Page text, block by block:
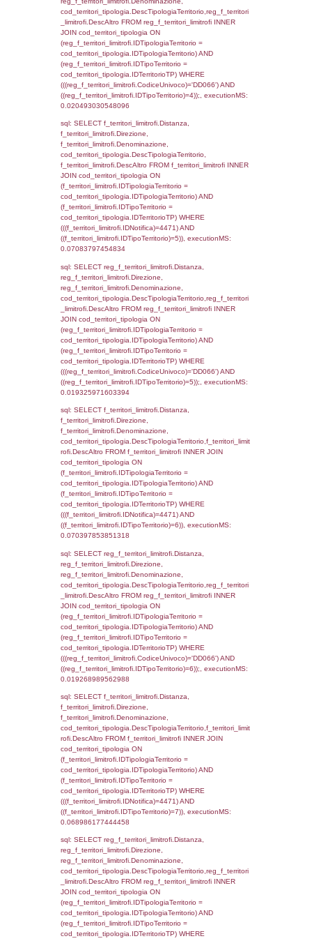
el_regioni.IstRegione) ON
el_comuni.IstComune WHERE
(((f_confini.IDNotifica)=4471));,
0.00053620338439941
sql: SELECT el_regioni.Regione,
el_comuni.Comune,
el_province ON el_comuni.IstProvincia =
el_province.IstProvincia) INNER JOIN
el_province.IstRegione =
reg_f_confini.IDComune =
(((reg_f_confini.CodiceUnivoco)='DD066'));,
0.00086593627929688
sql: SELECT
SEPARATOR '; ') AS DescAltro,
f_territori_limitrofi INNER JOIN
(f_territori_limitrofi.IDTipologiaTerritorio =
cod_territori_tipologia.IDTipologiaTerritorio
f_territori_limitrofi.IDTipoTerritorio =
cod_territori_tipologia.IDTerritorioTP )
((f_territori_limitrofi.IDNotifica) = 4471 ) AND
cod_territori_tipologia.IDTerritorioTP = 1)
executionMS: 0.053119897842407
sql: SELECT
SEPARATOR '; ') AS DescAltro,
reg_f_territori_limitrofi INNER JOIN
ON
cod_territori_tipologia.IDTipologiaTerritorio
reg_f_territori_limitrofi.IDTipoTerritorio =
cod_territori_tipologia.IDTerritorioTP)
((reg_f_territori_limitrofi.CodiceUnivoco)
cod_territori_tipologia.IDTerritorioTP=1)
executionMS: 0.015490055084229
sql: SELECT f_territori_limitrofi.Distanza,
f_territori_limitrofi.Direzione,
f_territori_limitrofi.Denominazione,
f_territori_limitrofi.DescAltro,
f_territori_limitrofi INNER JOIN
(f_territori_limitrofi.IDTipologiaTerritorio =
cod_territori_tipologia.IDTipologiaTerritorio)
(f_territori_limitrofi.IDTipoTerritorio =
cod_territori_tipologia.IDTerritorioTP)
(((f_territori_limitrofi.IDNotifica)=4471) AND
((f_territori_limitrofi.IDTipoTerritorio)=2)),
0.068762063980103
sql: SELECT
reg_f_territori_limitrofi.Direzione,
reg_f_territori_limitrofi.Denominazione,
reg_f_territori_limitrofi.DescAltro FROM